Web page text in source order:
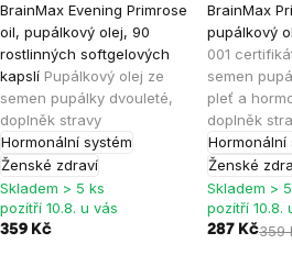
BrainMax Evening Primrose
oil, pupálkový olej, 90
rostlinných softgelových
kapslí Pupálkový olej ze
semen pupálky dvouleté,
doplněk stravy
Hormonální systém
Ženské zdraví
Skladem > 5 ks
pozítří 10.8. u vás
359 Kč
BrainMax
pupálkový
001
semen
pleť a
doplněk
Hormonální
Ženské
Skladem >
pozítří 10.8.
287 Kč359